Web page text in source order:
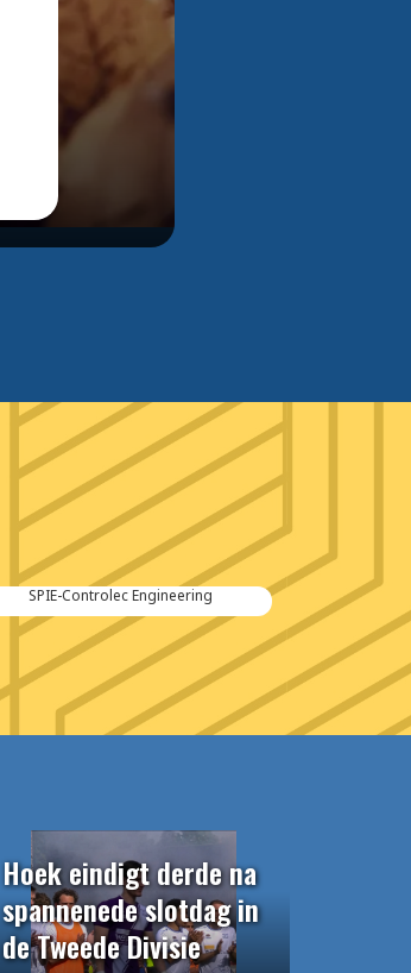
Kraker Trailers
Hoek eindigt derde na
spannenede slotdag in
de Tweede Divisie